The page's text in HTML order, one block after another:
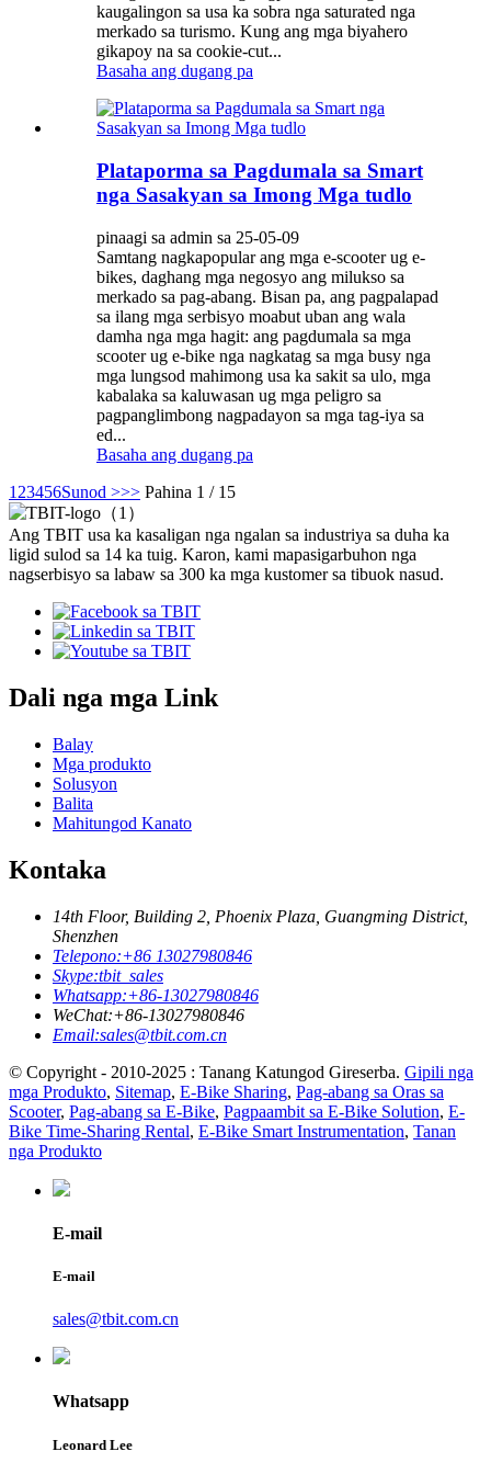
kaugalingon sa usa ka sobra nga saturated nga
merkado sa turismo. Kung ang mga biyahero
gikapoy na sa cookie-cut...
Basaha ang dugang pa
Plataporma sa Pagdumala sa Smart
nga Sasakyan sa Imong Mga tudlo
pinaagi sa admin sa 25-05-09
Samtang nagkapopular ang mga e-scooter ug e-
bikes, daghang mga negosyo ang milukso sa
merkado sa pag-abang. Bisan pa, ang pagpalapad
sa ilang mga serbisyo moabut uban ang wala
damha nga mga hagit: ang pagdumala sa mga
scooter ug e-bike nga nagkatag sa mga busy nga
mga lungsod mahimong usa ka sakit sa ulo, mga
kabalaka sa kaluwasan ug mga peligro sa
pagpanglimbong nagpadayon sa mga tag-iya sa
ed...
Basaha ang dugang pa
1 23456Sunod >>> Pahina 1 / 15
Ang TBIT usa ka kasaligan nga ngalan sa industriya sa duha ka
ligid sulod sa 14 ka tuig. Karon, kami mapasigarbuhon nga
nagserbisyo sa labaw sa 300 ka mga kustomer sa tibuok nasud.
Dali nga mga Link
Balay
Mga produkto
Solusyon
Balita
Mahitungod Kanato
Kontaka
14th Floor, Building 2, Phoenix Plaza, Guangming District,
Shenzhen
Telepono:+86 13027980846
Skype:tbit_sales
Whatsapp:+86-13027980846
WeChat:+86-13027980846
Email:sales@tbit.com.cn
© Copyright - 2010-2025 : Tanang Katungod Gireserba. Gipili nga
mga Produkto, Sitemap, E-Bike Sharing, Pag-abang sa Oras sa
Scooter, Pag-abang sa E-Bike, Pagpaambit sa E-Bike Solution, E-
Bike Time-Sharing Rental, E-Bike Smart Instrumentation, Tanan
nga Produkto
E-mail
E-mail
sales@tbit.com.cn
Whatsapp
Leonard Lee